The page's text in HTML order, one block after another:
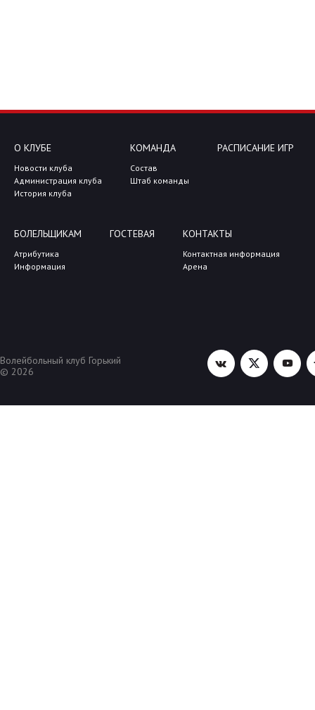
О КЛУБЕ
Новости клуба
Администрация клуба
История клуба
КОМАНДА
Состав
Штаб команды
РАСПИСАНИЕ ИГР
БОЛЕЛЬЩИКАМ
Атрибутика
Информация
ГОСТЕВАЯ КОНТАКТЫ
Контактная информация
Арена
Волейбольный клуб Горький
© 2026